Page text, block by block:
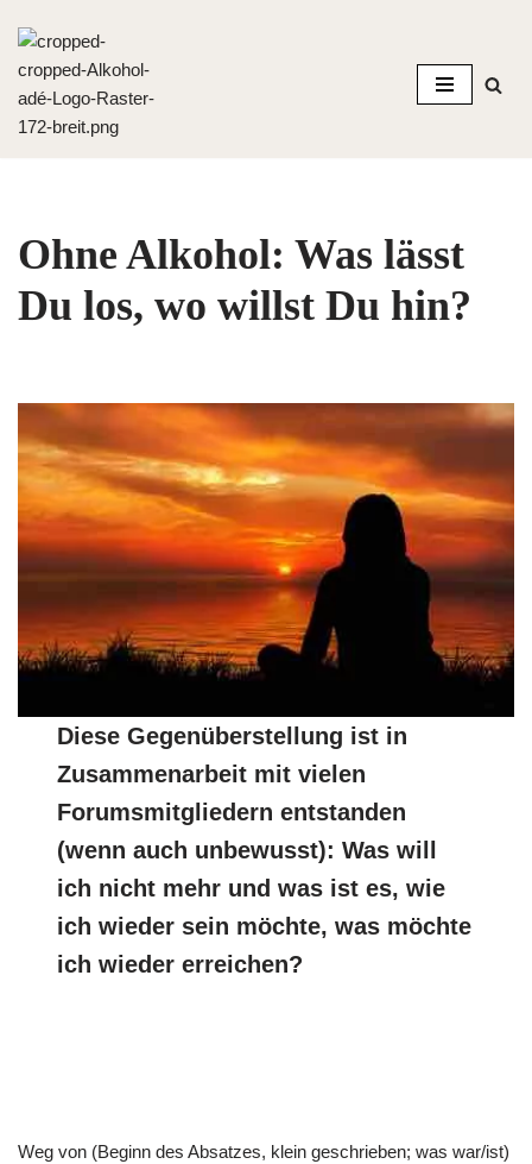
Zum
Inhalt
springen
Ohne Alkohol: Was lässt
Du los, wo willst Du hin?
Diese Gegenüberstellung ist in
Zusammenarbeit mit vielen
Forumsmitgliedern entstanden
(wenn auch unbewusst): Was will
ich nicht mehr und was ist es, wie
ich wieder sein möchte, was möchte
ich wieder erreichen?
Weg von (Beginn des Absatzes, klein geschrieben; was war/ist)